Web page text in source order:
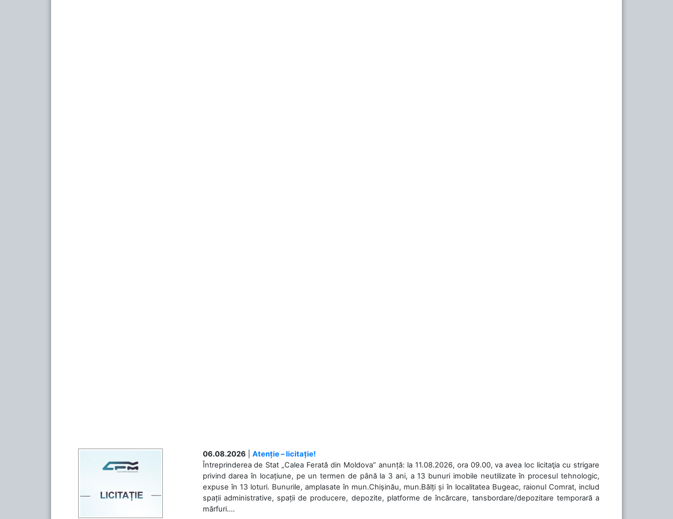
06.08.2026
Atenție – licitație!
Întreprinderea de Stat „Calea Ferată din Moldova” anunță: la 11.08.2026, ora 09.00, va avea loc licitaţia cu strigare
privind darea în locațiune, pe un termen de până la 3 ani, a 13 bunuri imobile neutilizate în procesul tehnologic,
expuse în 13 loturi. Bunurile, amplasate în mun.Chișinău, mun.Bălți și în localitatea Bugeac, raionul Comrat, includ
spații administrative, spații de producere, depozite, platforme de încărcare, tansbordare/depozitare temporară a
mărfuri....